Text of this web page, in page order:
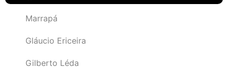
Marrapá
Gláucio Ericeira
Gilberto Léda